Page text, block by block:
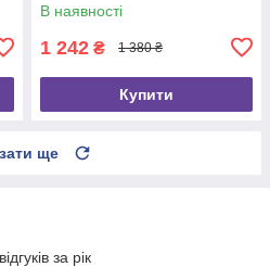
В наявності
1 242 ₴ 1 380 ₴
Купити
ще
за рік